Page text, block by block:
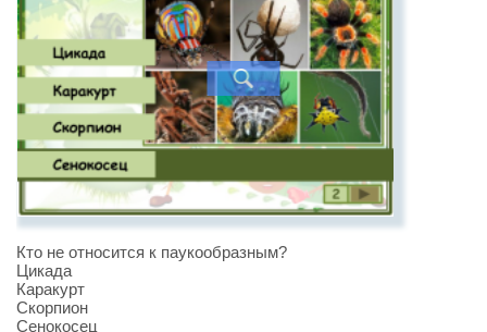
Кто не относится к паукообразным?
Цикада
Каракурт
Скорпион
Сенокосец